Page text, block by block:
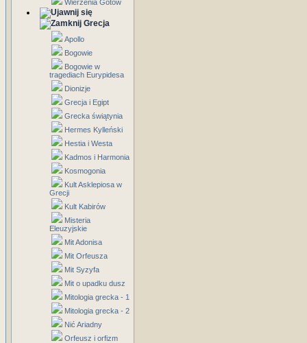
Wierzenia Gotów
Grecja
Apollo
Bogowie
Bogowie w
tragediach Eurypidesa
Dionizje
Grecja i Egipt
Grecka świątynia
Hermes Kylleński
Hestia i Westa
Kadmos i Harmonia
Kosmogonia
Kult Asklepiosa w
Grecji
Kult Kabirów
Misteria
Eleuzyjskie
Mit Adonisa
Mit Orfeusza
Mit Syzyfa
Mit o upadku dusz
Mitologia grecka - 1
Mitologia grecka - 2
Nić Ariadny
Orfeusz i orfizm